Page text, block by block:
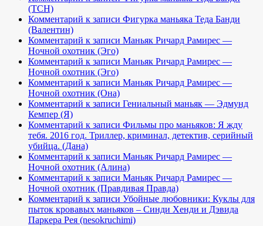
(TCH)
Комментарий к записи Фигурка маньяка Теда Банди
(Валентин)
Комментарий к записи Маньяк Ричард Рамирес —
Ночной охотник (Эго)
Комментарий к записи Маньяк Ричард Рамирес —
Ночной охотник (Эго)
Комментарий к записи Маньяк Ричард Рамирес —
Ночной охотник (Она)
Комментарий к записи Гениальный маньяк — Эдмунд
Кемпер (Я)
Комментарий к записи Фильмы про маньяков: Я жду
тебя. 2016 год. Триллер, криминал, детектив, серийный
убийца. (Дана)
Комментарий к записи Маньяк Ричард Рамирес —
Ночной охотник (Алина)
Комментарий к записи Маньяк Ричард Рамирес —
Ночной охотник (Правдивая Правда)
Комментарий к записи Убойные любовники: Куклы для
пыток кровавых маньяков – Синди Хенди и Дэвида
Паркера Рея (nesokruchimi)